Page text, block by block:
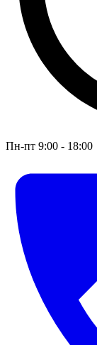
Пн-пт 9:00 - 18:00